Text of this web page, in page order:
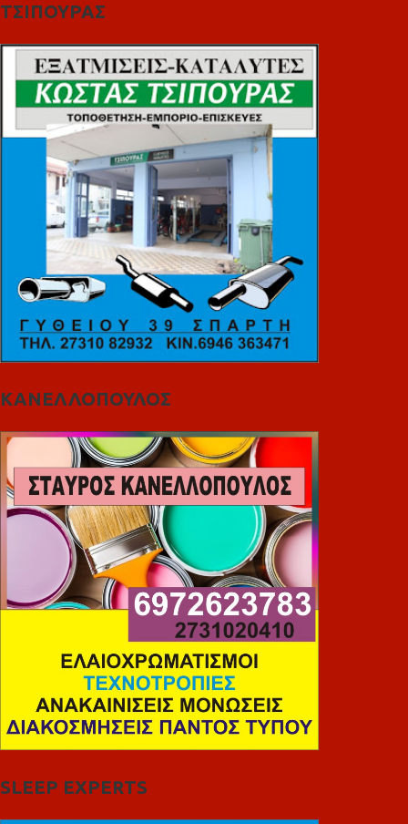
ΤΣΙΠΟΥΡΑΣ
ΚΑΝΕΛΛΟΠΟΥΛΟΣ
SLEEP EXPERTS